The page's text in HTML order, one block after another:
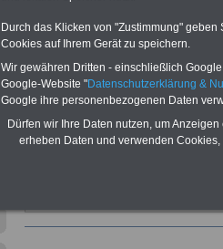
>>>zur Bestellung des eBooks für
(inkl. Versand und MwSt.)
Durch das Klicken von "Zustimmung"
Cookies auf Ihrem Gerät zu speichern.
Wir gewähren Dritten - einschließlich
Google-Website "Datenschutzerklärung &
Google ihre personenbezogenen Daten
Dürfen wir Ihre Daten nutzen, um
erheben Daten und verwenden